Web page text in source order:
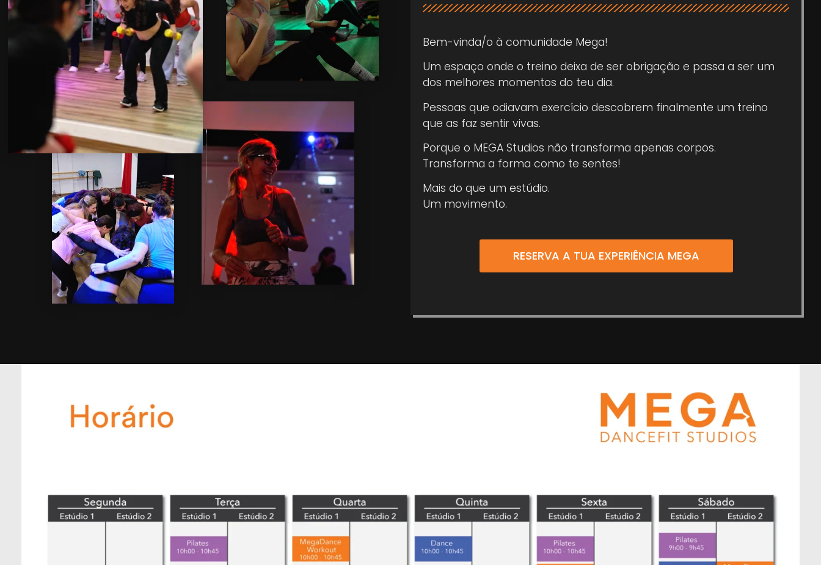
Bem-vinda/o à comunidade Mega!
Um espaço onde o treino deixa de ser obrigação e passa a ser um
dos melhores momentos do teu dia.
Pessoas que odiavam exercício descobrem finalmente um treino
que as faz sentir vivas.
Porque o MEGA Studios não transforma apenas corpos.
Transforma a forma como te sentes!
Mais do que um estúdio.
Um movimento.
RESERVA A TUA EXPERIÊNCIA MEGA